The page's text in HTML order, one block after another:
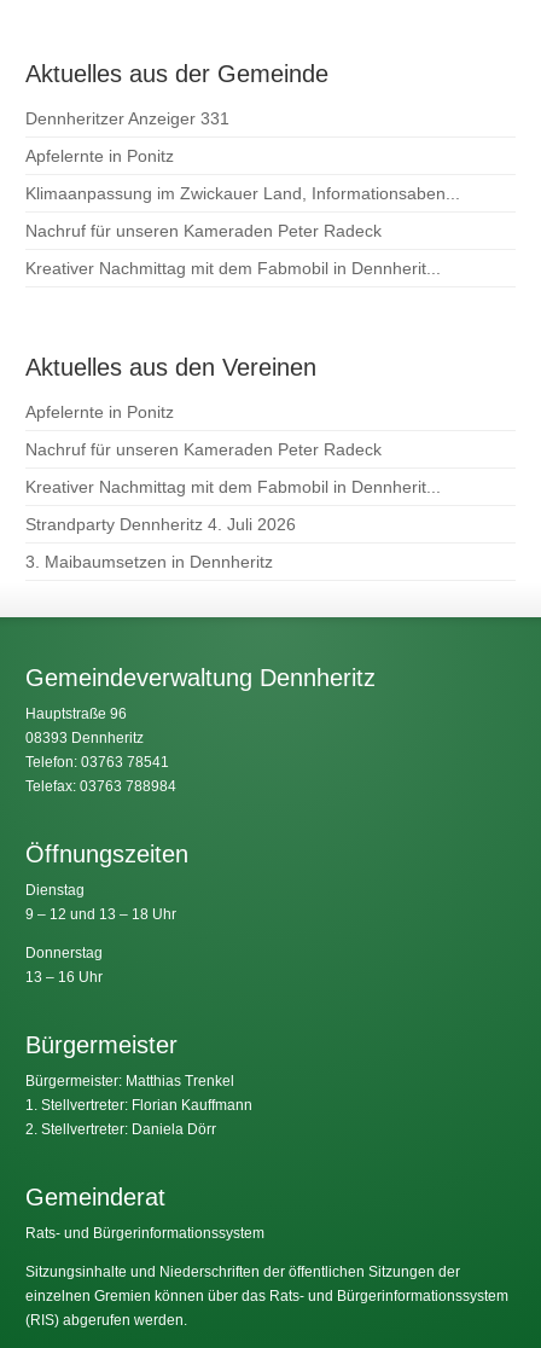
Aktuelles aus der Gemeinde
Dennheritzer Anzeiger 331
Apfelernte in Ponitz
Klimaanpassung im Zwickauer Land, Informationsaben...
Nachruf für unseren Kameraden Peter Radeck
Kreativer Nachmittag mit dem Fabmobil in Dennherit...
Aktuelles aus den Vereinen
Apfelernte in Ponitz
Nachruf für unseren Kameraden Peter Radeck
Kreativer Nachmittag mit dem Fabmobil in Dennherit...
Strandparty Dennheritz 4. Juli 2026
3. Maibaumsetzen in Dennheritz
Gemeindeverwaltung Dennheritz
Hauptstraße 96
08393 Dennheritz
Telefon: 03763 78541
Telefax: 03763 788984
Öffnungszeiten
Dienstag
9 – 12 und 13 – 18 Uhr
Donnerstag
13 – 16 Uhr
Bürgermeister
Bürgermeister: Matthias Trenkel
1. Stellvertreter: Florian Kauffmann
2. Stellvertreter: Daniela Dörr
Gemeinderat
Rats- und Bürgerinformationssystem
Sitzungsinhalte und Niederschriften der öffentlichen Sitzungen der
einzelnen Gremien können über das Rats- und Bürgerinformationssystem
(RIS) abgerufen werden.